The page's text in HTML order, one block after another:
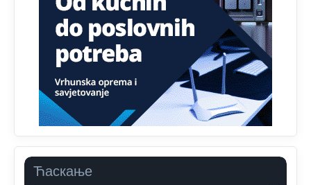
Ћаскање
Анонимно2808216 јуче 1:42
Akò se prevede...manji umro nego sto se rodio.
Анонимно2806721 јуче 2:27
Kuniocu ide q u guz...
Анонимно2808843 јуче 6:20